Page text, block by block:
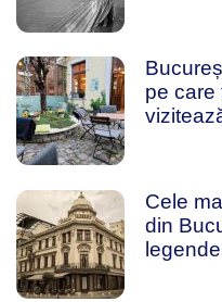
pe care
Cele
din